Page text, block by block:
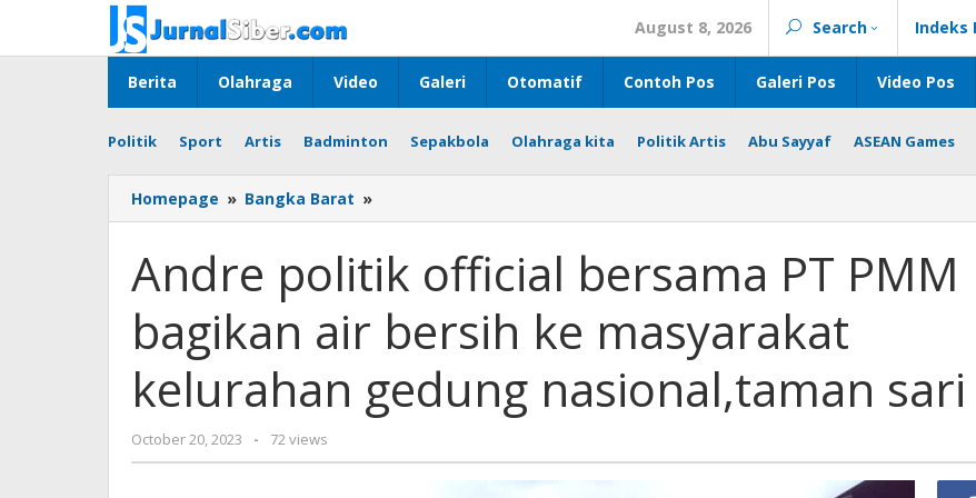
content
August 8, 2026 Search Indeks
Berita Olahraga Video Galeri Otomatif Contoh Pos Galeri Pos Video Pos
Politik Sport Artis Badminton Sepakbola Olahraga kita Politik Artis Abu Sayyaf ASEAN Games
Homepage » Bangka Barat »
politik
bersama
PT
PMM
bagikan
bersih
ke
Andre politik official bersama PT PMM
bagikan air bersih ke masyarakat
kelurahan gedung nasional,taman sari
October 20, 2023
by
Jurnalsiber
- 72 views